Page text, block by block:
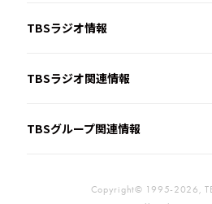
TBSラジオ情報
TBSラジオ関連情報
TBSグループ関連情報
Copyright© 1995-2026,